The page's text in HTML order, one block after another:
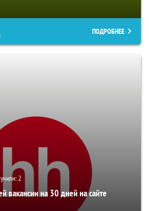
ПОДРОБНЕЕ
2
вакансии на 30 дней на сайте